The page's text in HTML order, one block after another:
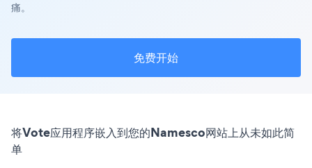
痛。
免费开始
将Vote应用程序嵌入到您的Namesco网站上从未如此简
单